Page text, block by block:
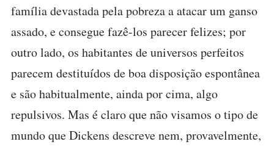
família devastada pela pobreza a atacar um ganso
assado, e consegue fazê-los parecer felizes; por
outro lado, os habitantes de universos perfeitos
parecem destituídos de boa disposição espontânea
e são habitualmente, ainda por cima, algo
repulsivos. Mas é claro que não visamos o tipo de
mundo que Dickens descreve nem, provavelmente,